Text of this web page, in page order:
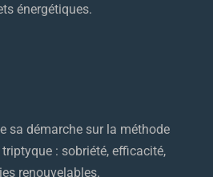
énergétiques.
sa démarche sur la méthode
: sobriété, efficacité,
renouvelables.